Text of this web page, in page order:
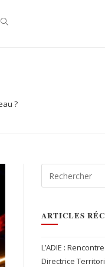
?
ARTICLES
L’ADIE :
Directrice